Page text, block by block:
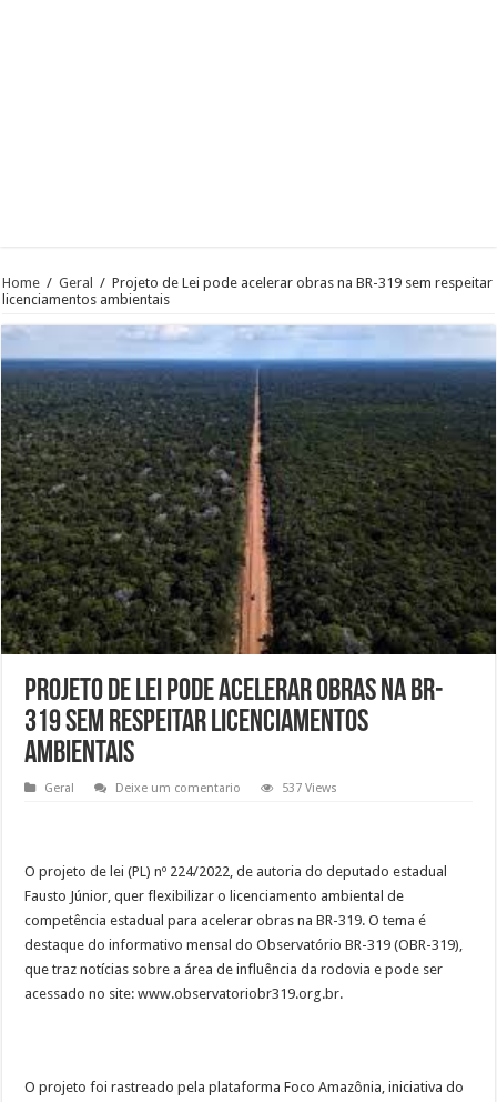
Home / Geral / Projeto de Lei pode acelerar obras na BR-319 sem respeitar
licenciamentos ambientais
Projeto de Lei pode acelerar obras na BR-
319 sem respeitar licenciamentos
ambientais
Geral Deixe um comentario 537 Views
O projeto de lei (PL) nº 224/2022, de autoria do deputado estadual
Fausto Júnior, quer flexibilizar o licenciamento ambiental de
competência estadual para acelerar obras na BR-319. O tema é
destaque do informativo mensal do Observatório BR-319 (OBR-319),
que traz notícias sobre a área de influência da rodovia e pode ser
acessado no site: www.observatoriobr319.org.br.
O projeto foi rastreado pela plataforma Foco Amazônia, iniciativa do